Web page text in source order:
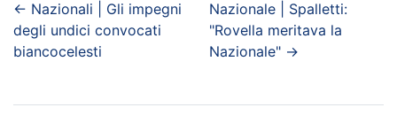
← Nazionali | Gli impegni
degli undici convocati
biancocelesti
Nazionale | Spalletti:
"Rovella meritava la
Nazionale"→